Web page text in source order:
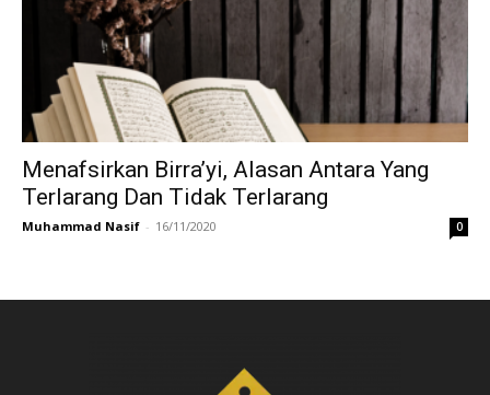
Menafsirkan Birra’yi, Alasan Antara Yang
Terlarang Dan Tidak Terlarang
Muhammad Nasif - 16/11/2020 0